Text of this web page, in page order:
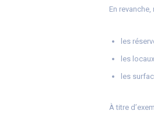
En
les
les
les
À titre